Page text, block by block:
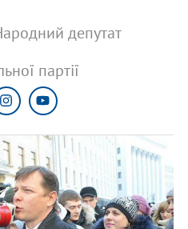
депутат
партії